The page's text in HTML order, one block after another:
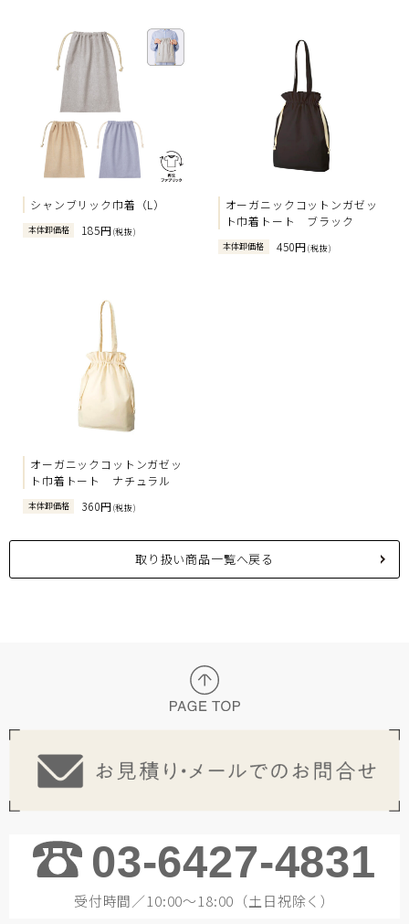
シャンブリック巾着（L）
本体卸価格 185円(税抜)
オーガニックコットンガゼッ
ト巾着トート ブラック
本体卸価格 450円(税抜)
オーガニックコットンガゼッ
ト巾着トート ナチュラル
本体卸価格 360円(税抜)
取り扱い商品一覧へ戻る
03-6427-4831
受付時間／10:00～18:00（土日祝除く）